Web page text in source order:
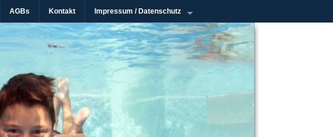
AGBs Kontakt Impressum / Datenschutz